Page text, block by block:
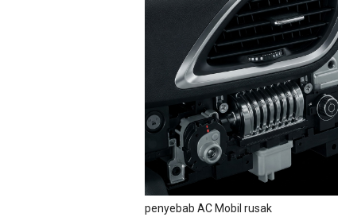
penyebab AC Mobil rusak